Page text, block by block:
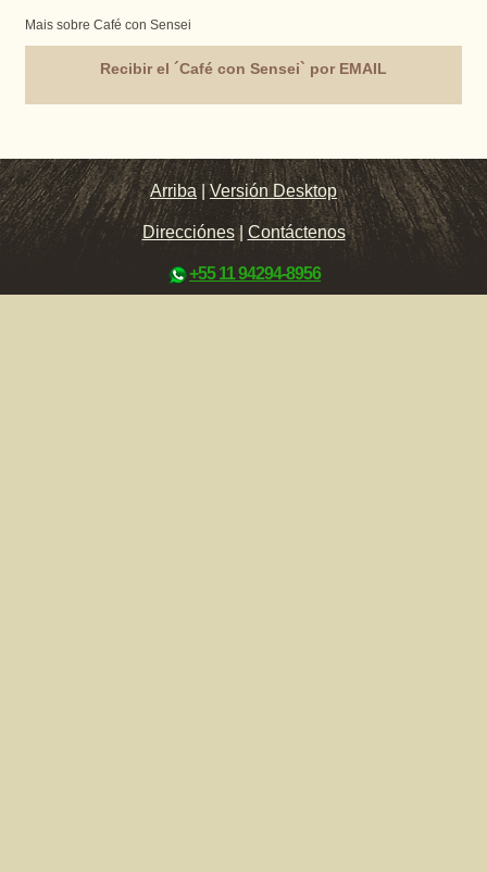
Mais sobre Café con Sensei
Recibir el ´Café con Sensei` por EMAIL
Arriba |Versión Desktop
Direcciónes| Contáctenos
+55 11 94294-8956